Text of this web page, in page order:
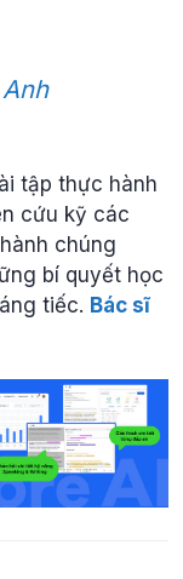
tập thực hành
cứu kỹ các
chúng
bí quyết học
tiếc. Bác sĩ